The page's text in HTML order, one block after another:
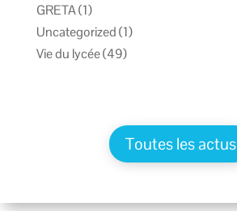
GRETA(1)
Uncategorized(1)
Vie du lycée(49)
Toutes les actus